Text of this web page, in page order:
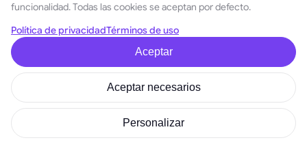
¿Cuáles son las “top 5 mejores y peores
predicciones del precio de Solana para 2026”?
conjunto de escenarios ampliamente discutidos: 250–
300 $ como caso base, 400 $+ en el escenario alcista y
80–150 $ en el bajista.
¿Cómo se usan estas predicciones en cripto?
Fondos e inversores disciplinados aplican análisis por
funcionalidad. Todas las cookies se aceptan por defecto.
Política de privacidadTérminos de uso
Aceptar
Aceptar necesarios
Personalizar